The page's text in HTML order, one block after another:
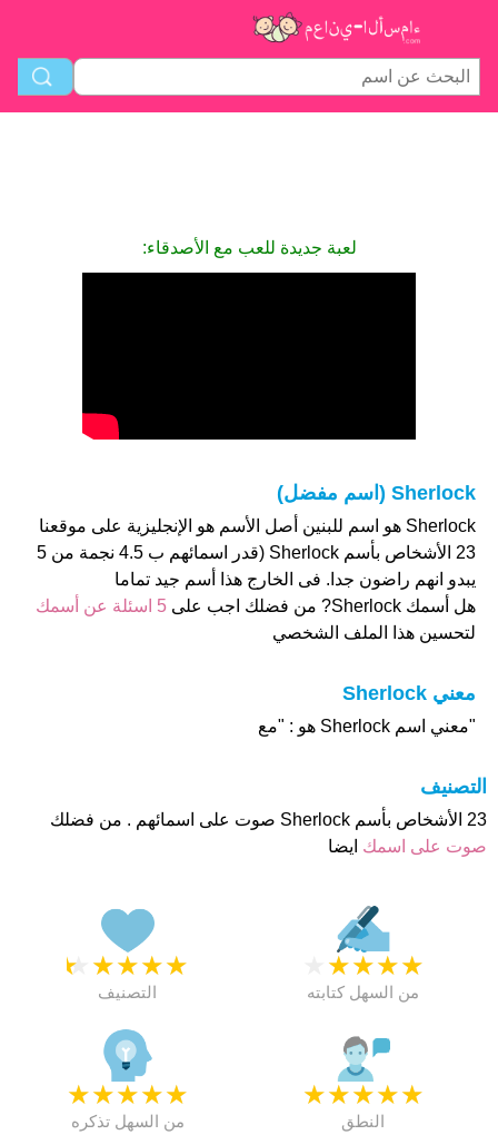
لعبة جديدة للعب مع الأصدقاء:
Sherlock (اسم مفضل)
Sherlock هو اسم للبنين أصل الأسم هو الإنجليزية على موقعنا
23 الأشخاص بأسم Sherlock (قدر اسمائهم ب 4.5 نجمة من 5
يبدو انهم راضون جدا. فى الخارج هذا أسم جيد تماما
هل أسمك Sherlock? من فضلك اجب على
5 اسئلة عن أسمك
لتحسين هذا الملف الشخصي
معني Sherlock
"معني اسم Sherlock هو : "مع
التصنيف
23 الأشخاص بأسم Sherlock صوت على اسمائهم . من فضلك
صوت على اسمك ايضا
★
★
★
★
★
التصنيف
★
★
★
★
من السهل كتابته
★
★
★
★
★
من السهل تذكره
★
★
★
★
★
النطق